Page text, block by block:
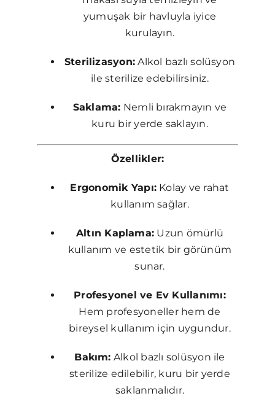
yumuşak bir havluyla iyice
kurulayın.
Sterilizasyon: Alkol bazlı solüsyon
ile sterilize edebilirsiniz.
Saklama: Nemli bırakmayın ve
kuru bir yerde saklayın.
Özellikler:
Ergonomik Yapı: Kolay ve rahat
kullanım sağlar.
Altın Kaplama: Uzun ömürlü
kullanım ve estetik bir görünüm
sunar.
Profesyonel ve Ev Kullanımı:
Hem profesyoneller hem de
bireysel kullanım için uygundur.
Bakım: Alkol bazlı solüsyon ile
sterilize edilebilir, kuru bir yerde
saklanmalıdır.